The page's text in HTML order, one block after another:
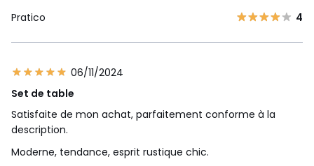
Pratico 4
06/11/2024
Set de table
Satisfaite de mon achat, parfaitement conforme à la
description.
Moderne, tendance, esprit rustique chic.